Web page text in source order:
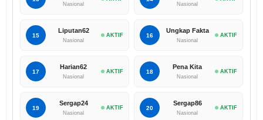
Nasional Nasional
15
Liputan62
Nasional
AKTIF 16
Ungkap Fakta
Nasional
AKTIF
17
Harian62
Nasional
AKTIF 18
Pena Kita
Nasional
AKTIF
19
Sergap24
Nasional
AKTIF 20
Sergap86
Nasional
AKTIF